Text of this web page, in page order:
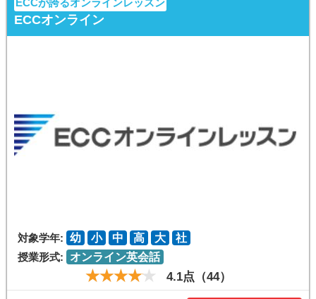
ECCが誇るオンラインレッスン
ECCオンライン
対象学年: 幼 小 中 高 大
社
授業形式:
オンライン英会話
4.1点（44）